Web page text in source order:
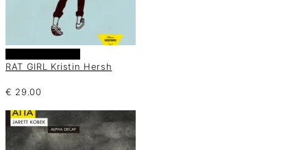
RAT GIRL Kristin Hersh
€ 29.00